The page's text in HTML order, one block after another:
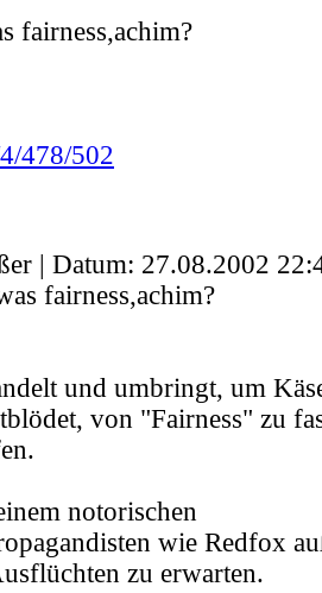
fairness,achim?
478/502
| Datum: 27.08.2002
fairness,achim?
und umbringt, um
von "Fairness" zu
notorischen
wie Redfox
zu erwarten.